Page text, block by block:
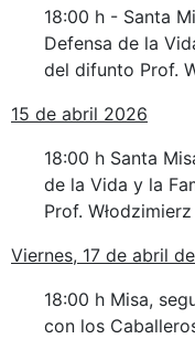
18:00 h - Santa
Defensa de la
del difunto Prof.
15 de abril 2026
18:00 h Santa
de la Vida y la
Prof.
Viernes, 17 de abril
18:00 h Misa,
con los